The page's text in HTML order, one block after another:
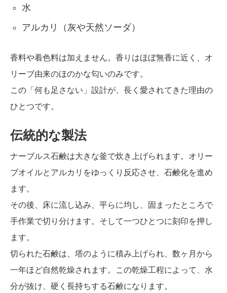
水
アルカリ（灰や天然ソーダ）
香料や着色料は加えません。香りはほぼ無香に近く、オ
リーブ由来のほのかな匂いのみです。
この「何も足さない」設計が、長く愛されてきた理由の
ひとつです。
伝統的な製法
ナーブルス石鹸は大きな釜で炊き上げられます。オリー
ブオイルとアルカリをゆっくり反応させ、石鹸化を進め
ます。
その後、床に流し込み、平らに均し、固まったところで
手作業で切り分けます。そして一つひとつに刻印を押し
ます。
切られた石鹸は、塔のように積み上げられ、数ヶ月から
一年ほど自然乾燥されます。この乾燥工程によって、水
分が抜け、硬く長持ちする石鹸になります。